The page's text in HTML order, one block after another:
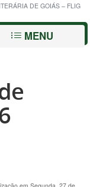
DE GOIÁS – FLIG
MENU